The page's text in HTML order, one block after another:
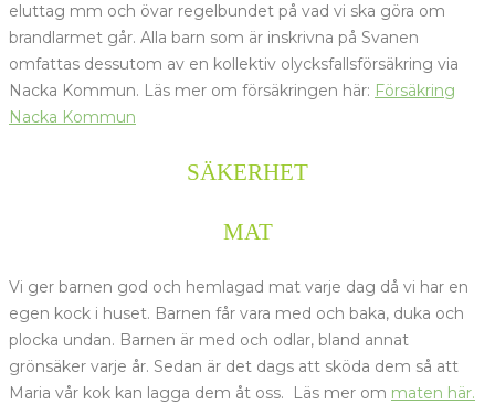
eluttag mm och övar regelbundet på vad vi ska göra om
brandlarmet går. Alla barn som är inskrivna på Svanen
omfattas dessutom av en kollektiv olycksfallsförsäkring via
Nacka Kommun. Läs mer om försäkringen här: Försäkring
Nacka Kommun
SÄKERHET
MAT
Vi ger barnen god och hemlagad mat varje dag då vi har en
egen kock i huset. Barnen får vara med och baka, duka och
plocka undan. Barnen är med och odlar, bland annat
grönsäker varje år. Sedan är det dags att sköda dem så att
Maria vår kok kan lagga dem åt oss.
Läs mer om maten här.